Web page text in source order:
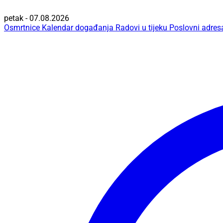
petak - 07.08.2026
Osmrtnice Kalendar događanja Radovi u tijeku Poslovni